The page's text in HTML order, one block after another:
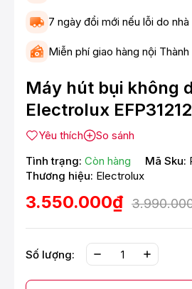
7 ngày đổi mới nếu lỗi do
Miễn phí giao hàng nội
Máy hút bụi không
Electrolux EFP31212
Yêu thích
So sánh
Tình trạng: Còn hàng Mã Sku:
Thương hiệu: Electrolux
3.550.000₫
Số lượng: